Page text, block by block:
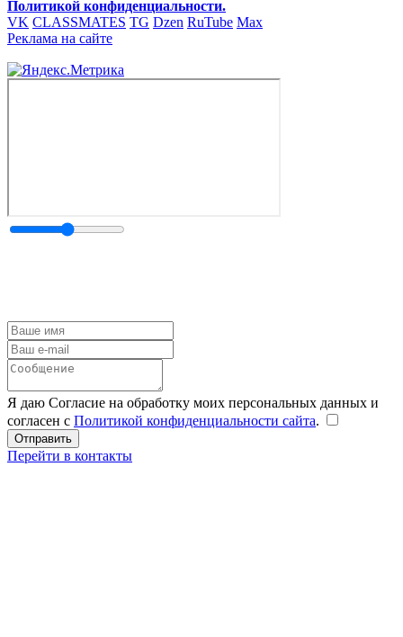
Политикой конфиденциальности.
VK CLASSMATES TG Dzen RuTube Max
Реклама на сайте
Я даю Согласие на обработку моих персональных данных и
согласен с Политикой конфиденциальности сайта.
Перейти в контакты